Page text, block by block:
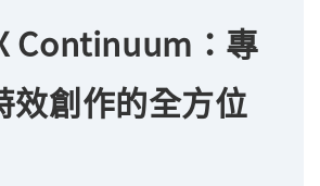
Continuum：專
效創作的全方位